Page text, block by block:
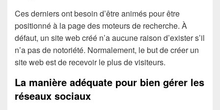
Ces derniers ont besoin d’être animés pour être
positionné à la page des moteurs de recherche. À
défaut, un site web créé n’a aucune raison d’exister s’il
n’a pas de notoriété. Normalement, le but de créer un
site web est de recevoir le plus de visiteurs.
La manière adéquate pour bien gérer les
réseaux sociaux